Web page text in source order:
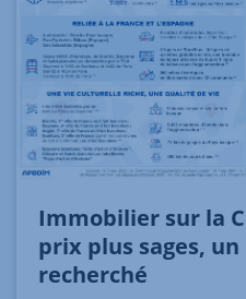
Immobilier sur la
prix plus sages,
recherché